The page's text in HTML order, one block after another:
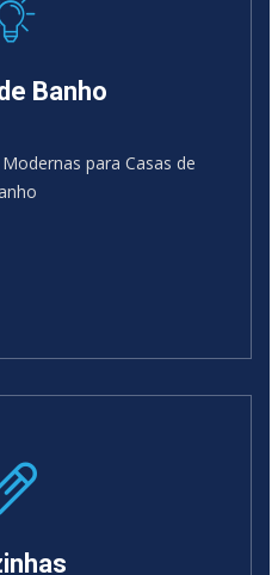
Banho
para Casas de
MAIS